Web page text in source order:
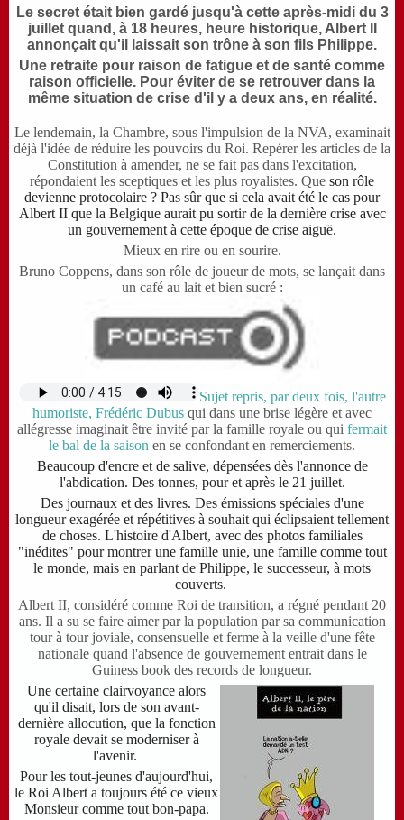
Le secret était bien gardé jusqu'à cette après-midi du 3
juillet quand, à 18 heures, heure historique, Albert II
annonçait qu'il laissait son trône à son fils Philippe.
Une retraite pour raison de fatigue et de santé comme
raison officielle. Pour éviter de se retrouver dans la
même situation de crise d'il y a deux ans, en réalité.
Le lendemain, la Chambre, sous l'impulsion de la NVA, examinait
déjà l'idée de réduire les pouvoirs du Roi. Repérer les articles de la
Constitution à amender, ne se fait pas dans l'excitation,
répondaient les sceptiques et les plus royalistes. Que son rôle
devienne protocolaire ? Pas sûr que si cela avait été le cas pour
Albert II que la Belgique aurait pu sortirde la dernière criseavec
un gouvernement à cette époque de crise aiguë.
Mieux en rire ou en sourire.
Bruno Coppens, dans son rôle de joueur de mots, se lançait dans
un café au lait et bien sucré :
Sujet repris, par deux fois, l'autre
humoriste, Frédéric Dubus qui dans une brise légère et avec
allégresse imaginait être invité par la famille royale ou qui fermait
le bal de la saison en se confondant en remerciements.
Beaucoup d'encre et de salive, dépensées dès l'annonce de
l'abdication. Des tonnes, pour et après le 21 juillet.
Des journaux et des livres. Des émissions spéciales d'une
longueur exagérée et répétitives à souhait qui éclipsaient tellement
de choses. L'histoire d'Albert, avec des photos familiales
"inédites" pour montrer une famille unie, une famille comme tout
le monde, mais en parlant de Philippe, le successeur, à mots
couverts.
Albert II, considéré comme Roi de transition, a régné pendant 20
ans. Il a su se faire aimer par la population par sa communication
tour à tour joviale, consensuelle et ferme à la veille d'une fête
nationale quand l'absence de gouvernement entrait dans le
Guiness book des records de longueur.
Une certaine clairvoyance alors
qu'il disait, lors de son avant-
dernière allocution, que la fonction
royale devait se moderniser à
l'avenir.
Pour les tout-jeunes d'aujourd'hui,
le Roi Albert a toujours été ce vieux
Monsieur comme tout bon-papa.